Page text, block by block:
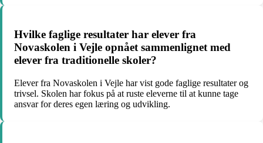
Hvilke faglige resultater har elever fra
Novaskolen i Vejle opnået sammenlignet med
elever fra traditionelle skoler?
Elever fra Novaskolen i Vejle har vist gode faglige resultater og
trivsel. Skolen har fokus på at ruste eleverne til at kunne tage
ansvar for deres egen læring og udvikling.